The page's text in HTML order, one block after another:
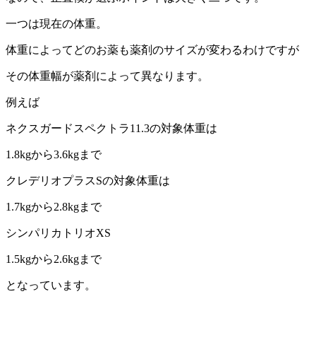
一つは現在の体重。
体重によってどのお薬も薬剤のサイズが変わるわけですが
その体重幅が薬剤によって異なります。
例えば
ネクスガードスペクトラ11.3の対象体重は
1.8kgから3.6kgまで
クレデリオプラスSの対象体重は
1.7kgから2.8kgまで
シンパリカトリオXS
1.5kgから2.6kgまで
となっています。